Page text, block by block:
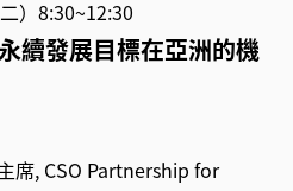
）8:30~12:30
續發展目標在亞洲的機
席, CSO Partnership for